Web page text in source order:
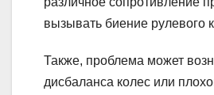
вызывать биение рулевого
Также, проблема может
дисбаланса колес или